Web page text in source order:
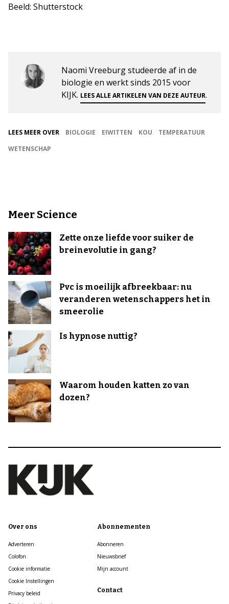
Beeld: Shutterstock
Naomi Vreeburg studeerde af in de
biologie en werkt sinds 2015 voor
KIJK. LEES ALLE ARTIKELEN VAN DEZE AUTEUR.
LEES MEER OVER BIOLOGIE EIWITTEN KOU
TEMPERATUUR
WETENSCHAP
Meer Science
Zette onze liefde voor suiker de
breinevolutie in gang?
Pvc is moeilijk afbreekbaar: nu
veranderen wetenschappers het in
smeerolie
Is hypnose nuttig?
Waarom houden katten zo van
dozen?
Over ons
Adverteren
Colofon
Cookie informatie
Cookie Instellingen
Privacy beleid
Abonnementen
Abonneren
Nieuwsbrief
Mijn account
Contact